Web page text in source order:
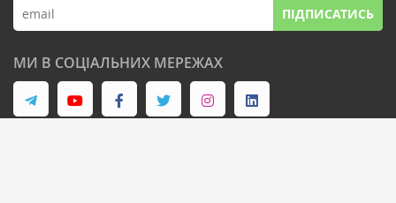
ПІДПИСАТИСЬ
МИ В СОЦІАЛЬНИХ МЕРЕЖАХ